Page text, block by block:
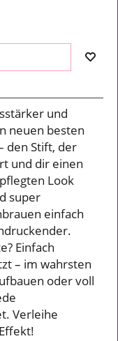
und
neuen besten
den Stift, der
und dir einen
Look
super
einfach
Einfach
– im wahrsten
oder voll
Verleihe